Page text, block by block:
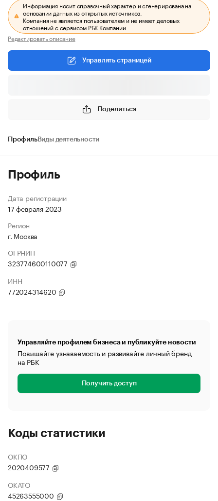
Информация носит справочный характер и сгенерирована на
основании данных из открытых источников.
Компания не является пользователем и не имеет деловых
отношений с сервисом РБК Компании.
Редактировать описание
Управлять страницей
Поделиться
ПрофильВиды деятельности
Профиль
Дата регистрации
17 февраля 2023
Регион
г. Москва
ОГРНИП
323774600110077
ИНН
772024314620
Управляйте профилем бизнеса и публикуйте новости
Повышайте узнаваемость и развивайте личный бренд
на РБК
Получить доступ
Коды статистики
ОКПО
2020409577
ОКАТО
45263555000